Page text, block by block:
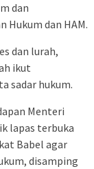
dan
Hukum dan HAM.
dan lurah,
ikut
sadar hukum.
Menteri
lapas terbuka
Babel agar
disamping